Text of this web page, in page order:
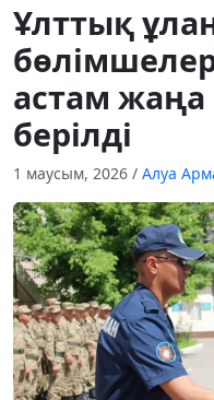
Ұлттық
астам жаңа
берілді
1 маусым, 2026 / Алуа